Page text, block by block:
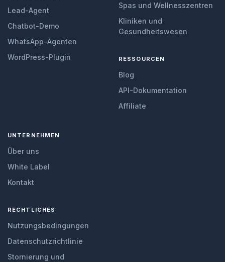
Lead-Agent
Chatbot-Demo
WhatsApp-Agenten
WordPress-Plugin
Spas und Wellnesszentren
Kliniken und
Gesundheitswesen
RESSOURCEN
Blog
API-Dokumentation
Affiliate
UNTERNEHMEN
Über uns
White Label
Kontakt
RECHTLICHES
Nutzungsbedingungen
Datenschutzrichtlinie
Stornierung und